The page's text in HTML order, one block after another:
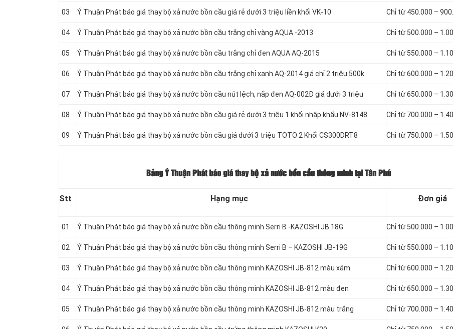
03 Ý Thuận Phát báo giá thay bộ xả nước bồn cầu giá rẻ dưới 3 triệu liền khối VK-10 Chỉ từ 450.000 –
04 Ý Thuận Phát báo giá thay bộ xả nước bồn cầu trắng chỉ vàng AQUA -2013 Chỉ từ 500.000 –
05 Ý Thuận Phát báo giá thay bộ xả nước bồn cầu trắng chỉ đen AQUA AQ-2015 Chỉ từ 550.000 –
06 Ý Thuận Phát báo giá thay bộ xả nước bồn cầu trắng chỉ xanh AQ-2014 giá chỉ 2 triệu 500k Chỉ từ 600.000 –
07 Ý Thuận Phát báo giá thay bộ xả nước bồn cầu nút lệch, nắp đen AQ-002Đ giá dưới 3 triệu Chỉ từ 650.000 –
08 Ý Thuận Phát báo giá thay bộ xả nước bồn cầu giá rẻ dưới 3 triệu 1 khối nhập khẩu NV-8148 Chỉ từ 700.000 –
09 Ý Thuận Phát báo giá thay bộ xả nước bồn cầu giá dưới 3 triệu TOTO 2 Khối CS300DRT8 Chỉ từ 750.000 –
Bảng Ý Thuận Phát báo giá thay bộ xả nước bồn cầu thông minh tại Tân Phú
Stt Hạng mục Đơn giá
01 Ý Thuận Phát báo giá thay bộ xả nước bồn cầu thông minh Serri B -KAZOSHI JB 18G Chỉ từ 500.000 –
02 Ý Thuận Phát báo giá thay bộ xả nước bồn cầu thông minh Serri B – KAZOSHI JB-19G Chỉ từ 550.000 –
03 Ý Thuận Phát báo giá thay bộ xả nước bồn cầu thông minh KAZOSHI JB-812 màu xám Chỉ từ 600.000 –
04 Ý Thuận Phát báo giá thay bộ xả nước bồn cầu thông minh KAZOSHI JB-812 màu đen Chỉ từ 650.000 –
05 Ý Thuận Phát báo giá thay bộ xả nước bồn cầu thông minh KAZOSHI JB-812 màu trắng Chỉ từ 700.000 –